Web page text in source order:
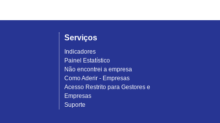
Serviços
Indicadores
Painel Estatístico
Não encontrei a empresa
Como Aderir - Empresas
Acesso Restrito para Gestores e
Empresas
Suporte